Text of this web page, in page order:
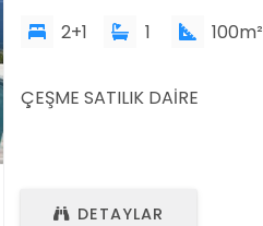
2+1 1 100m²
ÇEŞME SATILIK DAİRE
DETAYLAR